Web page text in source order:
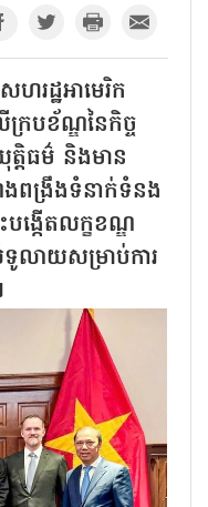
រដ្ឋអាមេរិក
របខ័ណ្ឌនៃកិច្ច
ត្តិធម៌ និងមាន
ង្រឹងទំនាក់ទំនង
ង្កើតលក្ខខណ្ឌ
លាយសម្រាប់ការ